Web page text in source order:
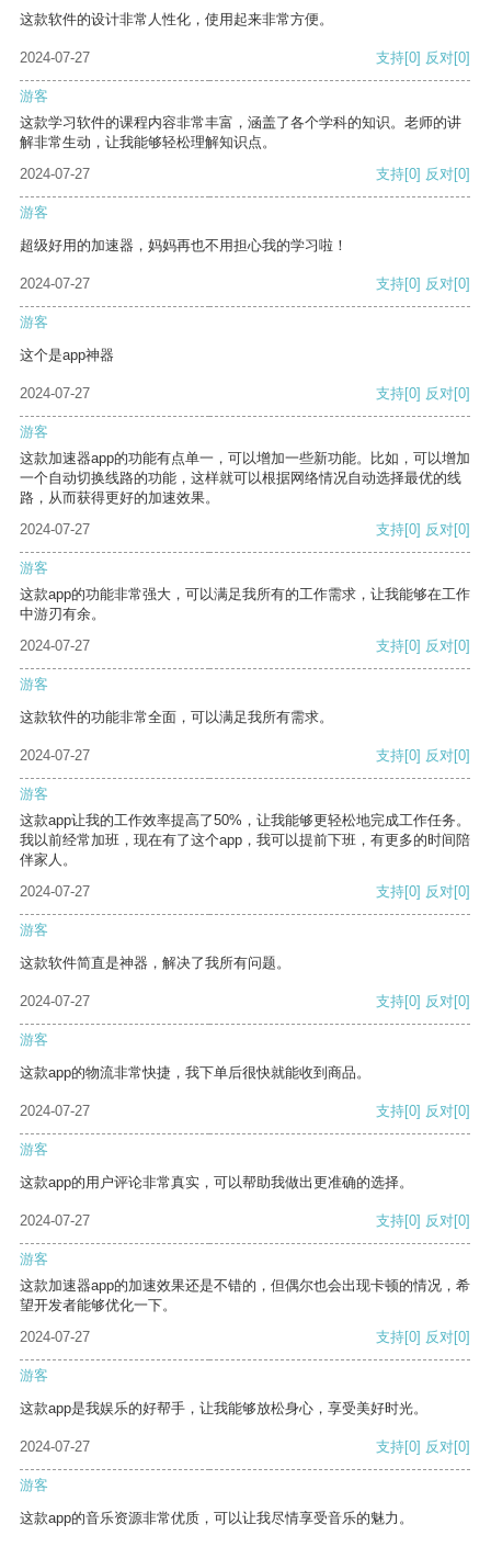
这款软件的设计非常人性化，使用起来非常方便。
2024-07-27 支持[0] 反对[0]
游客
这款学习软件的课程内容非常丰富，涵盖了各个学科的知识。老师的讲
解非常生动，让我能够轻松理解知识点。
2024-07-27
支持[0] 反对[0]
游客
超级好用的加速器，妈妈再也不用担心我的学习啦！
2024-07-27 支持[0] 反对[0]
游客
这个是app神器
2024-07-27 支持[0] 反对[0]
游客
这款加速器app的功能有点单一，可以增加一些新功能。比如，可以增加
一个自动切换线路的功能，这样就可以根据网络情况自动选择最优的线
路，从而获得更好的加速效果。
2024-07-27
支持[0] 反对[0]
游客
这款app的功能非常强大，可以满足我所有的工作需求，让我能够在工作
中游刃有余。
2024-07-27
支持[0] 反对[0]
游客
这款软件的功能非常全面，可以满足我所有需求。
2024-07-27 支持[0] 反对[0]
游客
这款app让我的工作效率提高了50%，让我能够更轻松地完成工作任务。
我以前经常加班，现在有了这个app，我可以提前下班，有更多的时间陪
伴家人。
2024-07-27
支持[0] 反对[0]
游客
这款软件简直是神器，解决了我所有问题。
2024-07-27 支持[0] 反对[0]
游客
这款app的物流非常快捷，我下单后很快就能收到商品。
2024-07-27 支持[0] 反对[0]
游客
这款app的用户评论非常真实，可以帮助我做出更准确的选择。
2024-07-27 支持[0] 反对[0]
游客
这款加速器app的加速效果还是不错的，但偶尔也会出现卡顿的情况，希
望开发者能够优化一下。
2024-07-27
支持[0] 反对[0]
游客
这款app是我娱乐的好帮手，让我能够放松身心，享受美好时光。
2024-07-27 支持[0] 反对[0]
游客
这款app的音乐资源非常优质，可以让我尽情享受音乐的魅力。